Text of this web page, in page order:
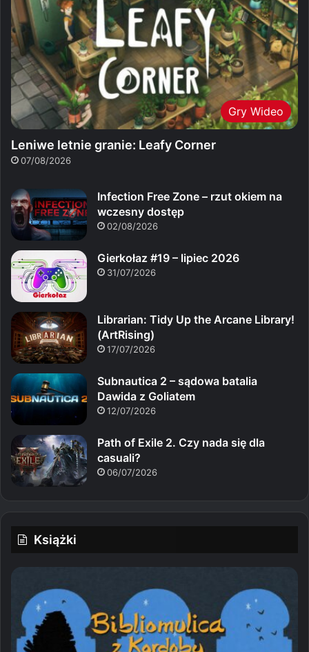
Gry Wideo
Leniwe letnie granie: Leafy Corner
07/08/2026
Infection Free Zone – rzut okiem na
wczesny dostęp
02/08/2026
Gierkołaz #19 – lipiec 2026
31/07/2026
Librarian: Tidy Up the Arcane Library!
(ArtRising)
17/07/2026
Subnautica 2 – sądowa batalia
Dawida z Goliatem
12/07/2026
Path of Exile 2. Czy nada się dla
casuali?
06/07/2026
Książki